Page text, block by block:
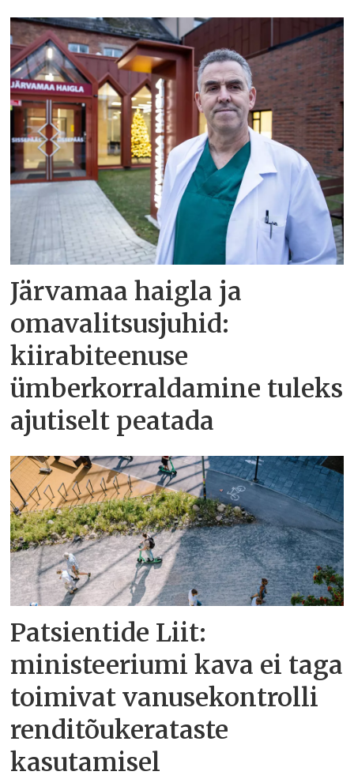
Järvamaa haigla ja
omavalitsusjuhid:
kiirabiteenuse
ümberkorraldamine tuleks
ajutiselt peatada
Patsientide Liit:
ministeeriumi kava ei taga
toimivat vanusekontrolli
renditõukerataste
kasutamisel